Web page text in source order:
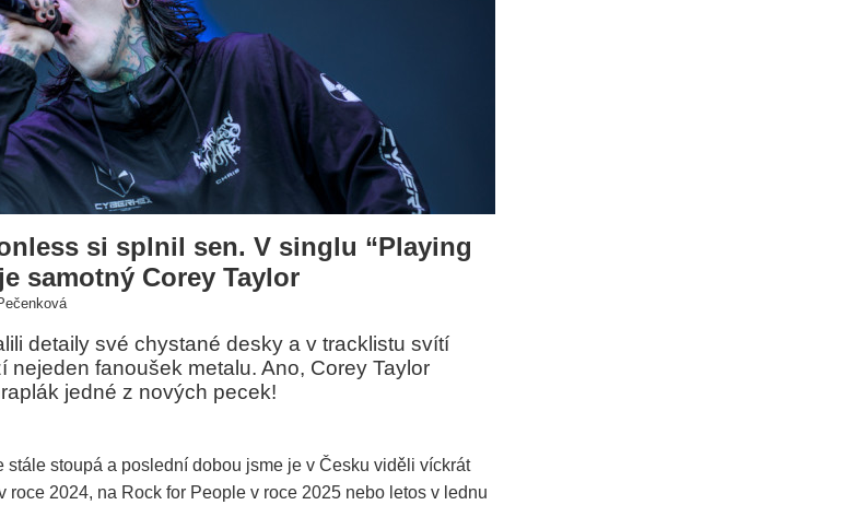
si splnil sen. V singlu “Playing
samotný Corey Taylor
detaily své chystané desky a v tracklistu svítí
nejeden fanoušek metalu. Ano, Corey Taylor
jedné z nových pecek!
stále stoupá a poslední dobou jsme je v Česku viděli víckrát
roce 2024, na Rock for People v roce 2025 nebo letos v lednu